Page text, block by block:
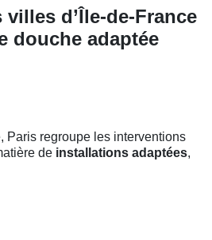
villes d’Île-de-France
douche adaptée
Paris regroupe les interventions
de installations adaptées,